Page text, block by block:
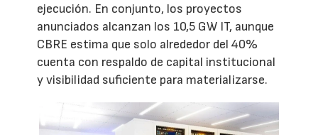
ejecución. En conjunto, los proyectos
anunciados alcanzan los 10,5 GW IT, aunque
CBRE estima que solo alrededor del 40%
cuenta con respaldo de capital institucional
y visibilidad suficiente para materializarse.